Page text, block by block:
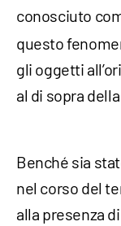
conosciuto
questo
gli oggetti
al di sopra
Benché sia
nel corso del
alla presenza